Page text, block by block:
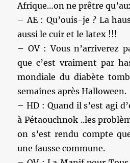
Afrique…on ne prêtre
– AE : Qu’ouis-je ? La
aussi le cuir et le latex !!!
– OV : Vous n’arriverez
que c’est vraiment par
mondiale du diabète
semaines après Halloween.
– HD : Quand il s’est agi
à Pétaouchnok ..les
on s’est rendu compte
une fausse commune.